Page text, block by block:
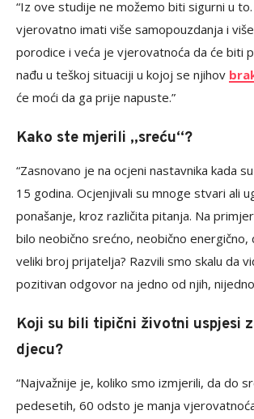
“Iz ove studije ne možemo biti sigurni u
vjerovatno imati više samopouzdanja i
porodice i veća je vjerovatnoća da će biti
nađu u teškoj situaciji u kojoj se njihov
će moći da ga prije napuste.”
Kako ste mjerili „sreću“?
“Zasnovano je na ocjeni nastavnika kada
15 godina. Ocjenjivali su mnoge stvari ali
ponašanje, kroz različita pitanja. Na
bilo neobično srećno, neobično energično,
veliki broj prijatelja? Razvili smo skalu da
pozitivan odgovor na jedno od njih, nijedno
Koji su bili tipični životni uspjesi
djecu?
“Najvažnije je, koliko smo izmjerili, da do
pedesetih, 60 odsto je manja